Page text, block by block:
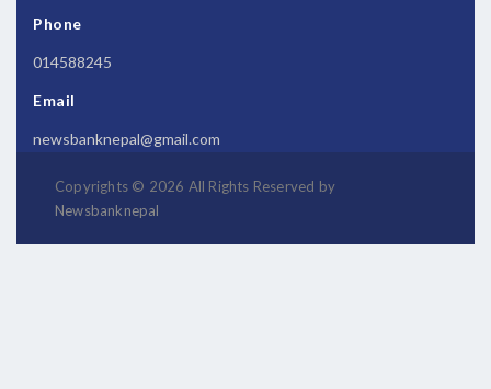
Phone
014588245
Email
newsbanknepal@gmail.com
Copyrights © 2026 All Rights Reserved by
Newsbanknepal